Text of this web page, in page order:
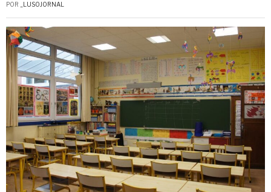
POR _LUSOJORNAL